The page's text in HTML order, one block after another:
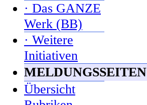
· Das GANZE
Werk (BB)
· Weitere
Initiativen
MELDUNGSSEITEN
Übersicht